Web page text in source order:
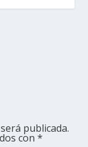
publicada.
con*